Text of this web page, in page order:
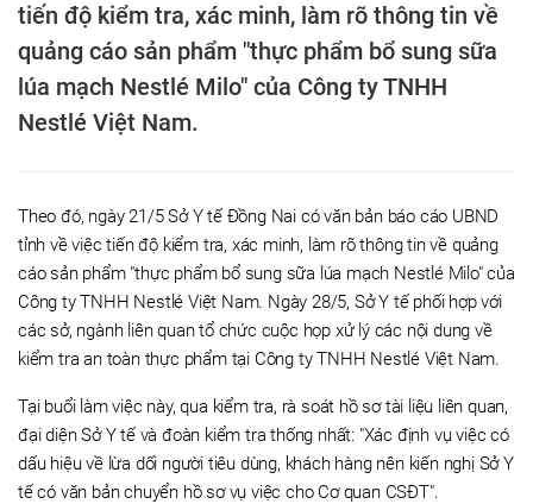
tiến độ kiểm tra, xác minh, làm rõ thông tin về
quảng cáo sản phẩm "thực phẩm bổ sung sữa
lúa mạch Nestlé Milo" của Công ty TNHH
Nestlé Việt Nam.
Theo đó, ngày 21/5 Sở Y tế Đồng Nai có văn bản báo cáo UBND
tỉnh về việc tiến độ kiểm tra, xác minh, làm rõ thông tin về quảng
cáo sản phẩm "thực phẩm bổ sung sữa lúa mạch Nestlé Milo" của
Công ty TNHH Nestlé Việt Nam. Ngày 28/5, Sở Y tế phối hợp với
các sở, ngành liên quan tổ chức cuộc họp xử lý các nội dung về
kiểm tra an toàn thực phẩm tại Công ty TNHH Nestlé Việt Nam.
Tại buổi làm việc này, qua kiểm tra, rà soát hồ sơ tài liệu liên quan,
đại diện Sở Y tế và đoàn kiểm tra thống nhất: "Xác định vụ việc có
dấu hiệu về lừa dối người tiêu dùng, khách hàng nên kiến nghị Sở Y
tế có văn bản chuyển hồ sơ vụ việc cho Cơ quan CSĐT".